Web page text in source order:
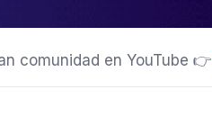
comunidad en YouTube 👉